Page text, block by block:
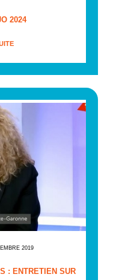
2024
2019
: ENTRETIEN SUR